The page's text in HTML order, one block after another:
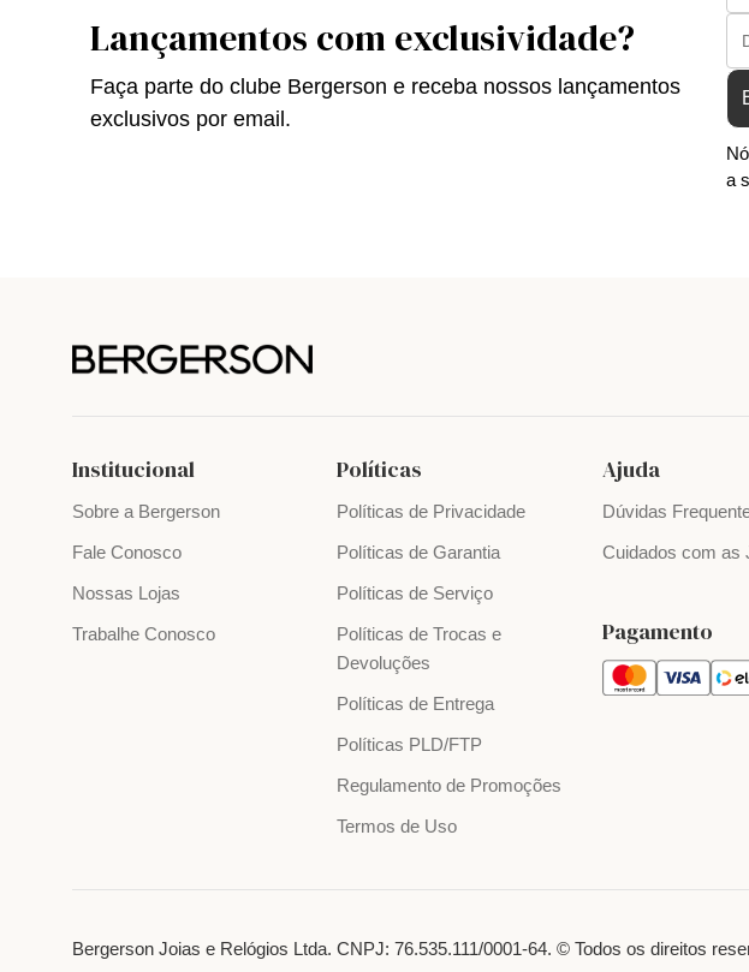
Lançamentos com exclusividade?
Faça parte do clube Bergerson e receba nossos lançamentos
exclusivos por email.
a
Institucional
Sobre a Bergerson
Fale Conosco
Nossas Lojas
Trabalhe Conosco
Políticas
Políticas de Privacidade
Políticas de Garantia
Políticas de Serviço
Políticas de Trocas e
Devoluções
Políticas de Entrega
Políticas PLD/FTP
Regulamento de Promoções
Termos de Uso
Ajuda
Dúvidas
Cuidados com as
Pagamento
Bergerson Joias e Relógios Ltda. CNPJ: 76.535.111/0001-64. © Todos os direitos